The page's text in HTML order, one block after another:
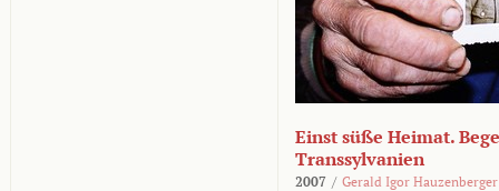
Einst süße Heimat.
Transsylvanien
2007 / Gerald Igor Hauzenberger